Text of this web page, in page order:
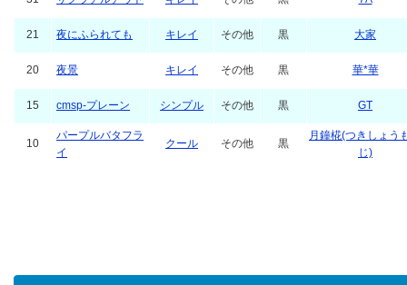
21 夜にふられても キレイ その他 黒 大家
20 夜景 キレイ その他 黒 華*華
15 cmsp-プレーン シンプル その他 黒 GT
10
パープルバタフラ
イ
クール その他 黒
月鐘椛(つきしょう
じ)